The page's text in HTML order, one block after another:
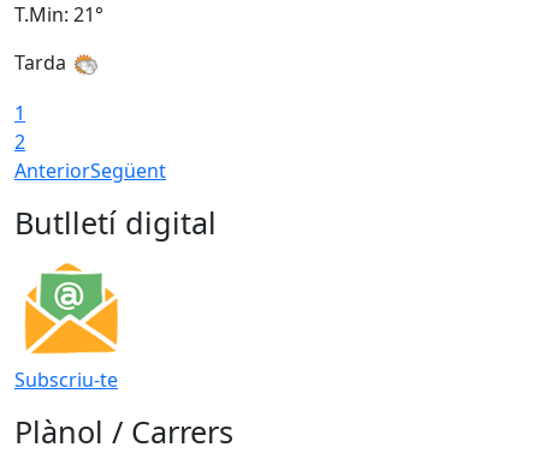
T.Min: 21°
Tarda
1
2
AnteriorSegüent
Butlletí digital
Subscriu-te
Plànol / Carrers